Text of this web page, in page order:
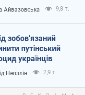
Айвазовська 9,8 т.
зобов'язаний
путінський
українців
Невзлін 2,9 т.